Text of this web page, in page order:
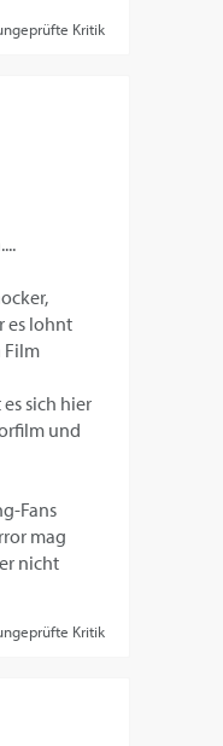
Kritik
es lohnt
Film
sich hier
und
Fans
mag
nicht
Kritik